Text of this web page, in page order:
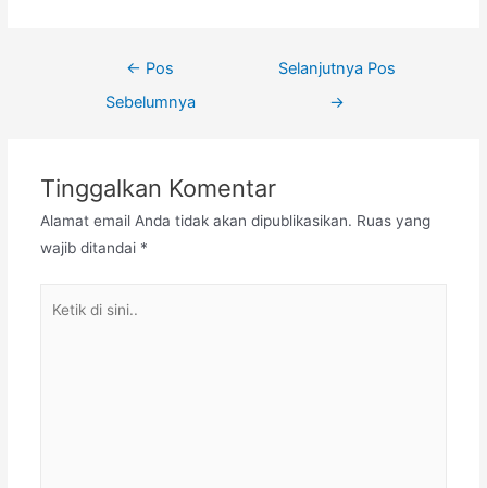
← Pos
Sebelumnya
Selanjutnya Pos
→
Tinggalkan Komentar
Alamat email Anda tidak akan dipublikasikan. Ruas yang
wajib ditandai *